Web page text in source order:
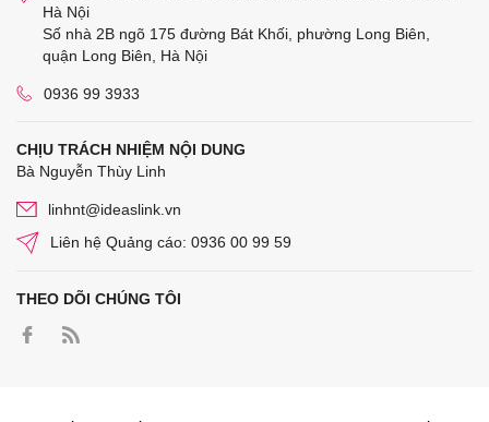
Hà Nội
Số nhà 2B ngõ 175 đường Bát Khối, phường Long Biên,
quận Long Biên, Hà Nội
0936 99 3933
CHỊU TRÁCH NHIỆM NỘI DUNG
Bà Nguyễn Thùy Linh
linhnt@ideaslink.vn
Liên hệ Quảng cáo: 0936 00 99 59
THEO DÕI CHÚNG TÔI